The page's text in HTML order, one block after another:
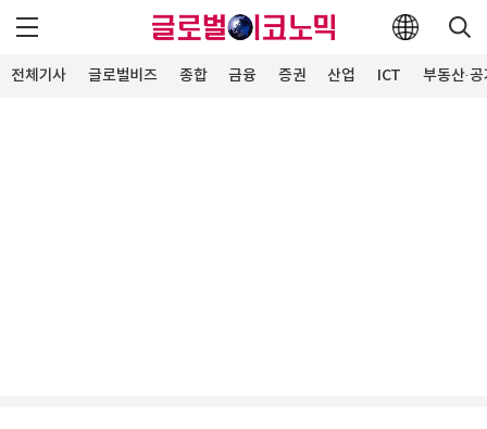
전체기사 글로벌비즈 종합 금융 증권 산업 ICT 부동산·